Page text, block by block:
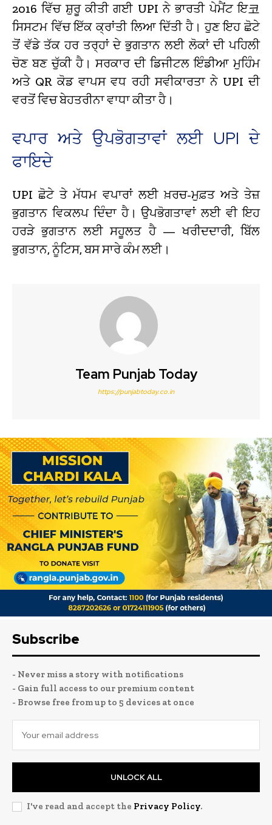
2016 ਵਿੱਚ ਸ਼ੁਰੂ ਕੀਤੀ ਗਈ UPI ਨੇ ਭਾਰਤੀ ਪੇਮੈਂਟ ਇ코
ਸਿਸਟਮ ਵਿੱਚ ਇੱਕ ਕ੍ਰਾਂਤੀ ਲਿਆ ਦਿੱਤੀ ਹੈ। ਹੁਣ ਇਹ ਛੋਟੇ
ਤੋਂ ਵੱਡੇ ਤੱਕ ਹਰ ਤਰ੍ਹਾਂ ਦੇ ਭੁਗਤਾਨ ਲਈ ਲੋਕਾਂ ਦੀ ਪਹਿਲੀ
ਚੋਣ ਬਣ ਚੁੱਕੀ ਹੈ। ਸਰਕਾਰ ਦੀ ਡਿਜੀਟਲ ਇੰਡੀਆ ਮੁਹਿੰਮ
ਅਤੇ QR ਕੋਡ ਵਾਪਸ ਵਧ ਰਹੀ ਸਵੀਕਾਰਤਾ ਨੇ UPI ਦੀ
ਵਰਤੋਂ ਵਿਚ ਬੇਹਤਰੀਨਾ ਵਾਧਾ ਕੀਤਾ ਹੈ।
ਵਪਾਰ ਅਤੇ ਉਪਭੋਗਤਾਵਾਂ ਲਈ UPI ਦੇ
ਫਾਇਦੇ
UPI ਛੋਟੇ ਤੇ ਮੱਧਮ ਵਪਾਰਾਂ ਲਈ ਖ਼ਰਚ-ਮੁਫ਼ਤ ਅਤੇ ਤੇਜ਼
ਭੁਗਤਾਨ ਵਿਕਲਪ ਦਿੰਦਾ ਹੈ। ਉਪਭੋਗਤਾਵਾਂ ਲਈ ਵੀ ਇਹ
ਹਰੜੇ ਭੁਗਤਾਨ ਲਈ ਸਹੂਲਤ ਹੈ — ਖਰੀਦਦਾਰੀ, ਬਿੱਲ
ਭੁਗਤਾਨ, ਨੂੰਟਿਸ, ਬਸ ਸਾਰੇ ਕੰਮ ਲਈ।
Team Punjab Today
https://punjabtoday.co.in
Subscribe
- Never miss a story with notifications
- Gain full access to our premium content
- Browse free from up to 5 devices at once
UNLOCK ALL
I've read and accept the Privacy Policy.